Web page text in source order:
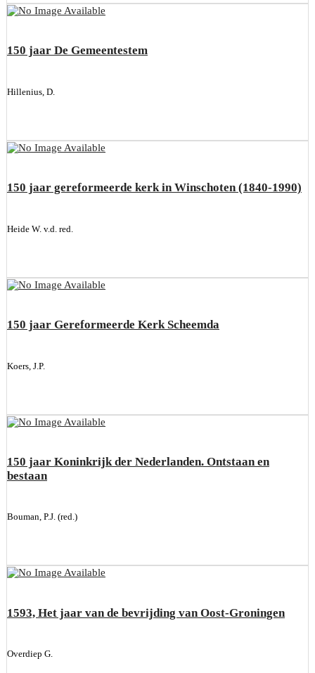
150 jaar De Gemeentestem
Hillenius, D.
150 jaar gereformeerde kerk in Winschoten (1840-1990)
Heide W. v.d. red.
150 jaar Gereformeerde Kerk Scheemda
Koers, J.P.
150 jaar Koninkrijk der Nederlanden. Ontstaan en
bestaan
Bouman, P.J. (red.)
1593, Het jaar van de bevrijding van Oost-Groningen
Overdiep G.